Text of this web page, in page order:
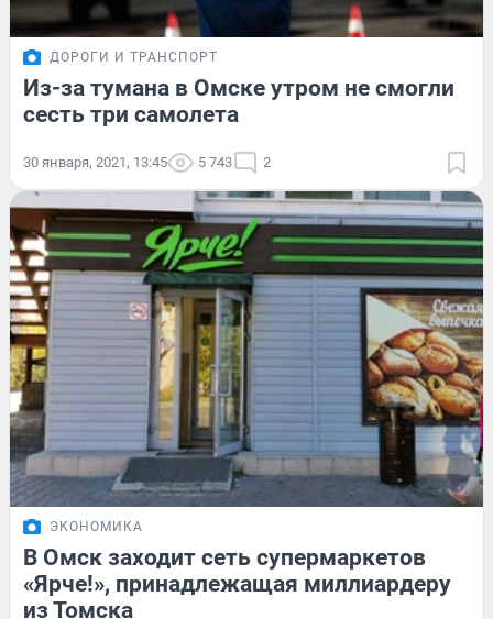
ДОРОГИ И ТРАНСПОРТ
Из-за тумана в Омске утром не смогли
сесть три самолета
30 января, 2021, 13:45 5 743 2
ЭКОНОМИКА
В Омск заходит сеть супермаркетов
«Ярче!», принадлежащая миллиардеру
из Томска